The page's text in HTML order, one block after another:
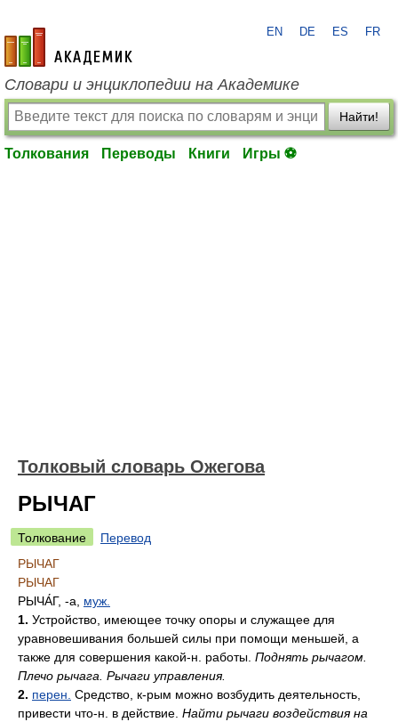
academic.ru
EN DE ES FR
Словари и энциклопедии на Академике
Найти!
Толкования Переводы Книги Игры ⚽
Толковый словарь Ожегова
РЫЧАГ
Толкование
Перевод
РЫЧАГ
РЫЧАГ
РЫЧА́Г, -а, муж.
1. Устройство, имеющее точку опоры и служащее для
уравновешивания большей силы при помощи меньшей, а
также для совершения какой-н. работы. Поднять рычагом.
Плечо рычага. Рычаги управления.
2. перен. Средство, к-рым можно возбудить деятельность,
привести что-н. в действие. Найти рычаги воздействия на